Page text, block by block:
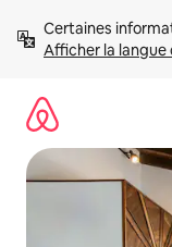
directement
Afficher la langue